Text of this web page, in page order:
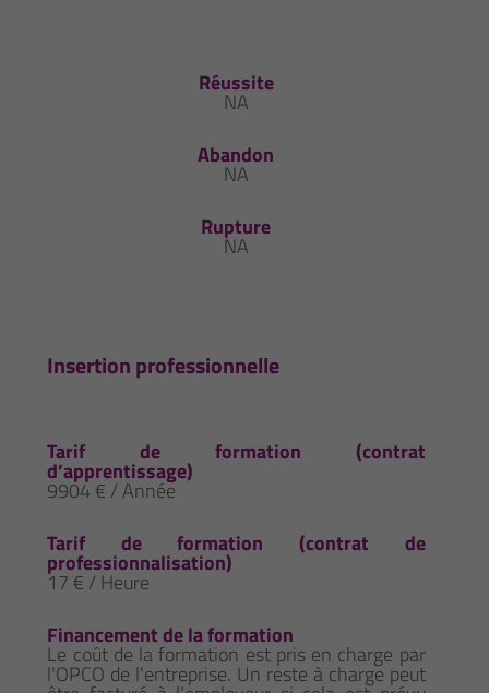
Réussite
NA
Abandon
NA
Rupture
NA
Insertion professionnelle
Tarif de formation (contrat
d’apprentissage)
9904 € / Année
Tarif de formation (contrat de
professionnalisation)
17 € / Heure
Financement de la formation
Le coût de la formation est pris en charge par
l'OPCO de l'entreprise. Un reste à charge peut